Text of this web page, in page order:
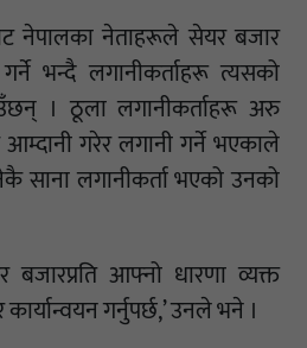
नेपालका नेताहरूले सेयर बजार
भन्दै लगानीकर्ताहरू त्यसको
। ठूला लगानीकर्ताहरू अरु
गरेर लगानी गर्ने भएकाले
साना लगानीकर्ता भएको उनको
बजारप्रति आफ्नो धारणा व्यक्त
गर्नुपर्छ,’ उनले भने ।